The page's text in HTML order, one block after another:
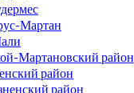
Мартан
Мартановский район
район
район